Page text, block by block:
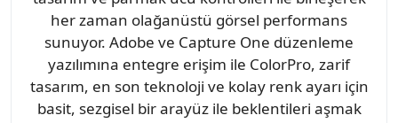
her zaman olağanüstü görsel performans
sunuyor. Adobe ve Capture One düzenleme
yazılımına entegre erişim ile ColorPro, zarif
tasarım, en son teknoloji ve kolay renk ayarı için
basit, sezgisel bir arayüz ile beklentileri aşmak